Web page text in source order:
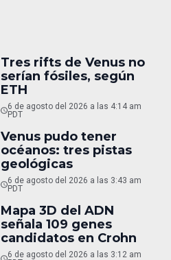
Tres rifts de Venus no
serían fósiles, según
ETH
6 de agosto del 2026 a las 4:14 am
PDT
Venus pudo tener
océanos: tres pistas
geológicas
6 de agosto del 2026 a las 3:43 am
PDT
Mapa 3D del ADN
señala 109 genes
candidatos en Crohn
6 de agosto del 2026 a las 3:12 am